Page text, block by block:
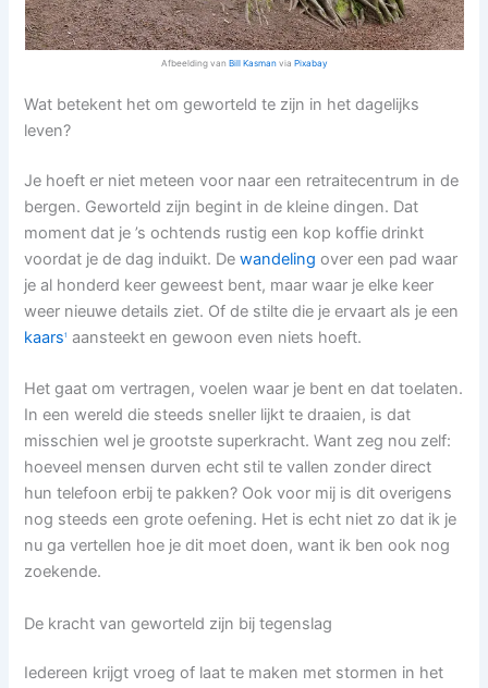
Afbeelding van Bill Kasmanvia Pixabay
Wat betekent het om geworteld te zijn in het dagelijks
leven?
Je hoeft er niet meteen voor naar een retraitecentrum in de
bergen. Geworteld zijn begint in de kleine dingen. Dat
moment dat je ’s ochtends rustig een kop koffie drinkt
voordat je de dag induikt. Dewandeling over een pad waar
je al honderd keer geweest bent, maar waar je elke keer
weer nieuwe details ziet. Of de stilte die je ervaart als je een
kaars1 aansteekt en gewoon even niets hoeft.
Het gaat om vertragen, voelen waar je bent en dat toelaten.
In een wereld die steeds sneller lijkt te draaien, is dat
misschien wel je grootste superkracht. Want zeg nou zelf:
hoeveel mensen durven echt stil te vallen zonder direct
hun telefoon erbij te pakken? Ook voor mij is dit overigens
nog steeds een grote oefening. Het is echt niet zo dat ik je
nu ga vertellen hoe je dit moet doen, want ik ben ook nog
zoekende.
De kracht van geworteld zijn bij tegenslag
Iedereen krijgt vroeg of laat te maken met stormen in het